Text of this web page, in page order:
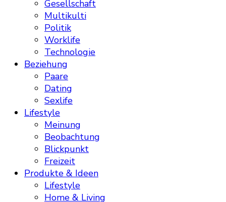
Gesellschaft
Multikulti
Politik
Worklife
Technologie
Beziehung
Paare
Dating
Sexlife
Lifestyle
Meinung
Beobachtung
Blickpunkt
Freizeit
Produkte & Ideen
Lifestyle
Home & Living